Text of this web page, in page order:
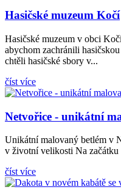
Hasičské muzeum Kočí
Hasičské muzeum v obci
abychom zachránili
chtěli hasičské sbory v...
číst více
Netvořice - unikátní
Unikátní malovaný betlém v
v životní velikosti Na začátku
číst více